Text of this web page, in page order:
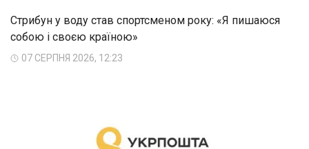
Стрибун у воду став спортсменом року: «Я пишаюся
собою і своєю країною»
07 СЕРПНЯ 2026, 12:23